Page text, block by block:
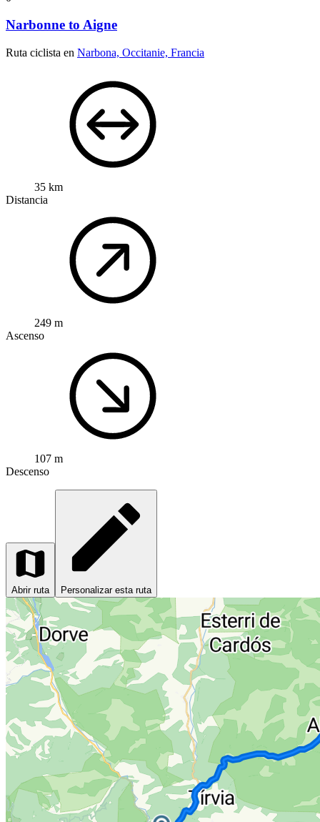
Narbonne to Aigne
Ruta ciclista en Narbona, Occitanie, Francia
35 km
Distancia
249 m
Ascenso
107 m
Descenso
Abrir ruta Personalizar esta ruta